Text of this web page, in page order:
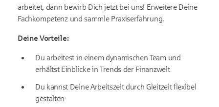
arbeitet, dann bewirb Dich jetzt bei uns! Erweitere Deine
Fachkompetenz und sammle Praxiserfahrung.
Deine Vorteile:
Du arbeitest in einem dynamischen Team und
erhältst Einblicke in Trends der Finanzwelt
Du kannst Deine Arbeitszeit durch Gleitzeit flexibel
gestalten